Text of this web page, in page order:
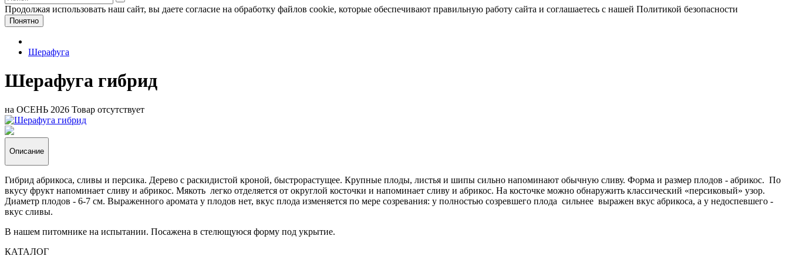
Продолжая использовать наш сайт, вы даете согласие на обработку файлов cookie, которые обеспечивают правильную работу сайта и соглашаетесь с нашей Политикой безопасности
Понятно
Шерафуга
Шерафуга гибрид
на ОСЕНЬ 2026 Товар отсутствует
Описание
Гибрид абрикоса, сливы и персика. Дерево с раскидистой кроной, быстрорастущее. Крупные плоды, листья и шипы сильно напоминают обычную сливу. Форма и размер плодов - абрикос. По
вкусу фрукт напоминает сливу и абрикос. Мякоть легко отделяется от округлой косточки и напоминает сливу и абрикос. На косточке можно обнаружить классический «персиковый» узор.
Диаметр плодов - 6-7 см. Выраженного аромата у плодов нет, вкус плода изменяется по мере созревания: у полностью созревшего плода сильнее выражен вкус абрикоса, а у недоспевшего -
вкус сливы.
В нашем питомнике на испытании. Посажена в стелющуюся форму под укрытие.
КАТАЛОГ